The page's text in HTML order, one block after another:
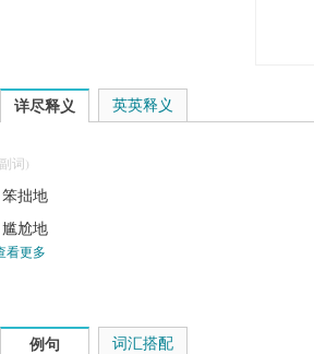
的英文翻译是什么意思，词典释义与在线
详尽释义
词)
笨拙地
尴尬地
难看地
无技巧地
看更多
英英释义
的用法和样例：
例句 词汇搭配